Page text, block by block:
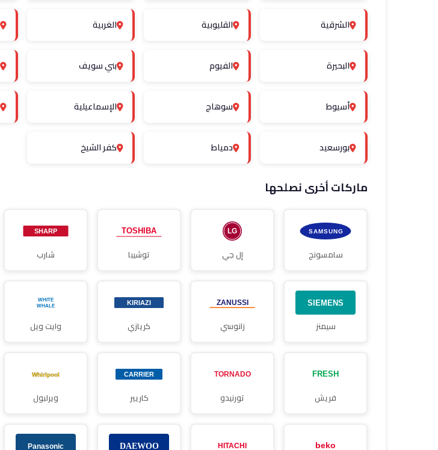
الشرقية القليوبية الغربية
البحيرة الفيوم بني سويف
أسيوط سوهاج الإسماعيلية
بورسعيد دمياط كفر الشيخ
ماركات أخرى نصلحها
سامسونج إل جي توشيبا شارب
سيمنز زانوسي كريازي وايت ويل
فريش تورنيدو كاريير ويرلبول